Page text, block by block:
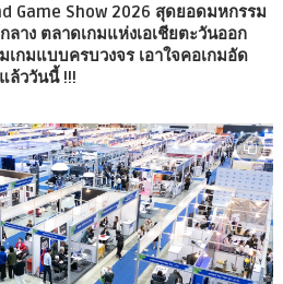
Game Show 2026 สุดยอดมหกรรม
าง ตลาดเกมแห่งเอเชียตะวันออก
กมแบบครบวงจร เอาใจคอเกมอัด
ล้ววันนี้ !!!